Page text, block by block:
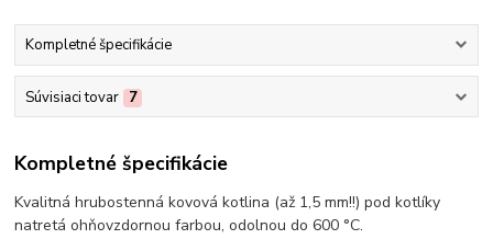
Kompletné špecifikácie
Súvisiaci tovar 7
Kompletné špecifikácie
Kvalitná hrubostenná kovová kotlina (až 1,5 mm!!) pod kotlíky
natretá ohňovzdornou farbou, odolnou do 600 °C.